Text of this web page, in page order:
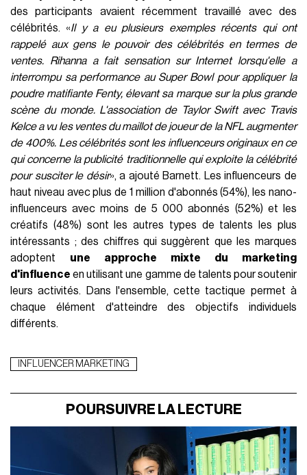
des participants avaient récemment travaillé avec des
célébrités. «Il y a eu plusieurs exemples récents qui ont
rappelé aux gens le pouvoir des célébrités en termes de
ventes. Rihanna a fait sensation sur Internet lorsqu'elle a
interrompu sa performance au Super Bowl pour appliquer la
poudre matifiante Fenty, élevant sa marque sur la plus grande
scène du monde. L'association de Taylor Swift avec Travis
Kelce a vu les ventes du maillot de joueur de la NFL augmenter
de 400%. Les célébrités sont les influenceurs originaux en ce
qui concerne la publicité traditionnelle qui exploite la célébrité
pour susciter le désir», a ajouté Barnett. Les influenceurs de
haut niveau avec plus de 1 million d'abonnés (54%), les nano-
influenceurs avec moins de 5 000 abonnés (52%) et les
créatifs (48%) sont les autres types de talents les plus
intéressants ; des chiffres qui suggèrent que les marques
adoptent une approche mixte du marketing
d'influence en utilisant une gamme de talents pour soutenir
leurs activités. Dans l'ensemble, cette tactique permet à
chaque élément d'atteindre des objectifs individuels
différents.
INFLUENCER MARKETING
POURSUIVRE LA LECTURE